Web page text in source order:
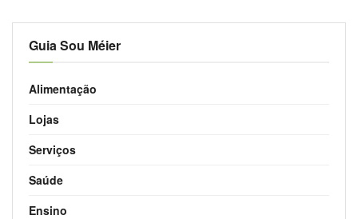
Guia Sou Méier
Alimentação
Lojas
Serviços
Saúde
Ensino